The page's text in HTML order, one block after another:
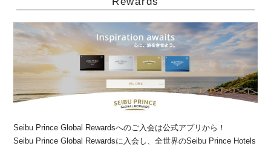
Seibu Prince Global Rewardsへのご入会は公式アプリから！
Seibu Prince Global Rewardsに入会し、全世界のSeibu Prince Hotels